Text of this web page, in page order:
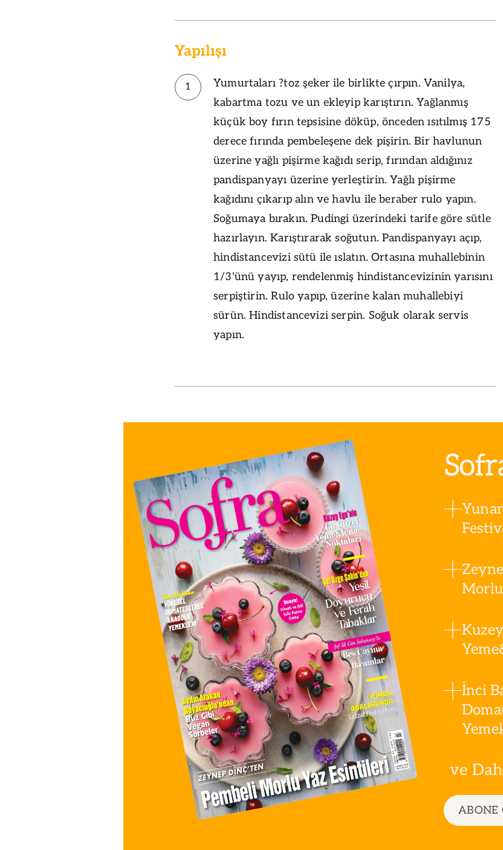
Yapılışı
1
Yumurtaları ?toz şeker ile birlikte çırpın. Vanilya,
kabartma tozu ve un ekleyip karıştırın. Yağlanmış
küçük boy fırın tepsisine döküp, önceden ısıtılmış 175
derece fırında pembeleşene dek pişirin. Bir havlunun
üzerine yağlı pişirme kağıdı serip, fırından aldığınız
pandispanyayı üzerine yerleştirin. Yağlı pişirme
kağıdını çıkarıp alın ve havlu ile beraber rulo yapın.
Soğumaya bırakın. Pudingi üzerindeki tarife göre sütle
hazırlayın. Karıştırarak soğutun. Pandispanyayı açıp,
hindistancevizi sütü ile ıslatın. Ortasına muhallebinin
1/3'ünü yayıp, rendelenmiş hindistancevizinin yarısını
serpiştirin. Rulo yapıp, üzerine kalan muhallebiyi
sürün. Hindistancevizi serpin. Soğuk olarak servis
yapın.
İnci
ve
ABONE